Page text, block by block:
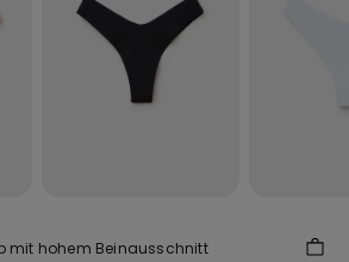
mit hohem Beinausschnitt